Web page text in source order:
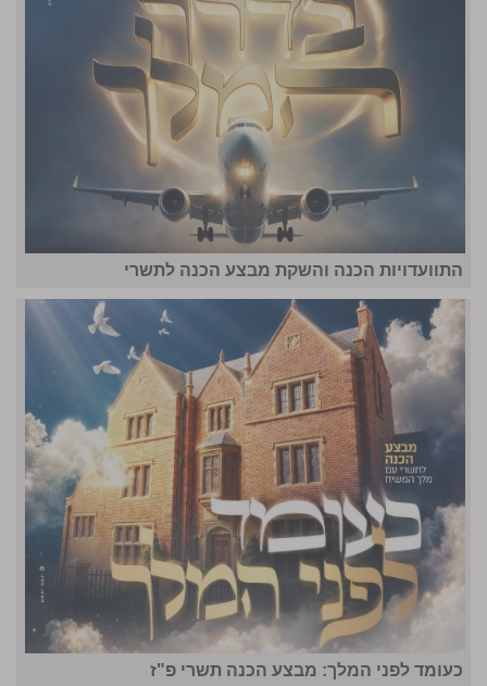
התוועדויות הכנה והשקת מבצע הכנה לתשרי
כעומד לפני המלך: מבצע הכנה תשרי פ"ז